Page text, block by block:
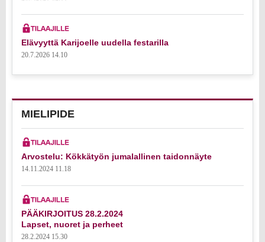
Elävyyttä Karijoelle uudella festarilla
20.7.2026 14.10
MIELIPIDE
Arvostelu: Kökkätyön jumalallinen taidonnäyte
14.11.2024 11.18
PÄÄKIRJOITUS 28.2.2024
Lapset, nuoret ja perheet
28.2.2024 15.30